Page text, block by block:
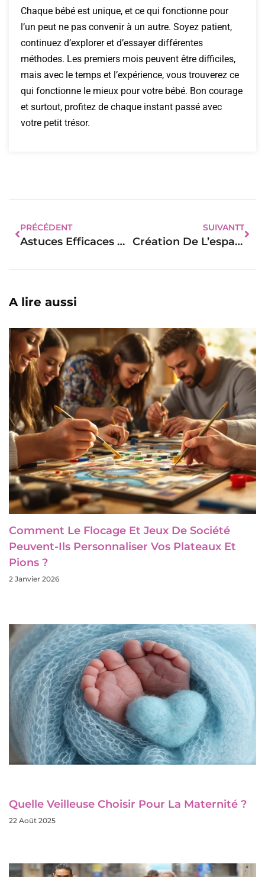
Chaque bébé est unique, et ce qui fonctionne pour
l’un peut ne pas convenir à un autre. Soyez patient,
continuez d’explorer et d’essayer différentes
méthodes. Les premiers mois peuvent être difficiles,
mais avec le temps et l’expérience, vous trouverez ce
qui fonctionne le mieux pour votre bébé. Bon courage
et surtout, profitez de chaque instant passé avec
votre petit trésor.
PRÉCÉDENT
Astuces Efficaces Pour Apaiser Un Bébé Agité
SUIVANTT
Création De L’espace De Rêve : Les Rideaux Sur Mesure Pour Les Chambres De Vos Petits
A lire aussi
Comment Le Flocage Et Jeux De Société
Peuvent-Ils Personnaliser Vos Plateaux Et
Pions ?
2 Janvier 2026
Quelle Veilleuse Choisir Pour La Maternité ?
22 Août 2025